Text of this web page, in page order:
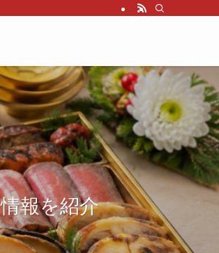
報を紹介
報を紹介
報を紹介